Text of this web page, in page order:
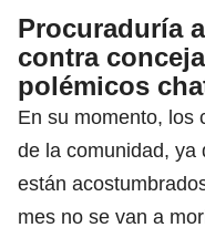
Procuraduría
contra
polémicos
En su momento, los
de la comunidad, ya
están
mes no se van a